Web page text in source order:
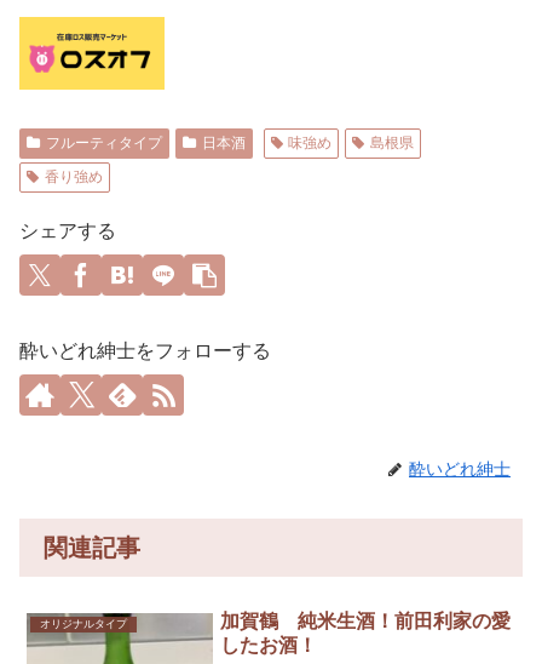
フルーティタイプ 日本酒 味強め
島根県
香り強め
シェアする
酔いどれ紳士をフォローする
酔いどれ紳士
関連記事
オリジナルタイプ
加賀鶴 純米生酒！前田利家の愛
したお酒！